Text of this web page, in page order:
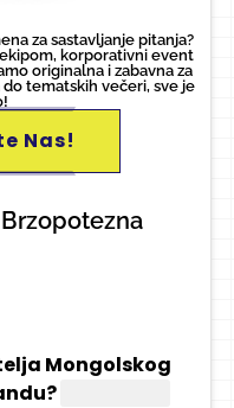
za sastavljanje pitanja?
korporativni event
originalna i zabavna za
tematskih večeri, sve je
Nas!
Mongolskog